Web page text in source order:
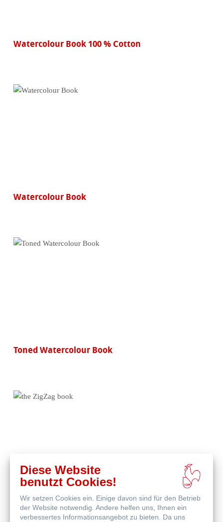
Watercolour Book 100 % Cotton
Watercolour Book
Toned Watercolour Book
the ZigZag book
Diese Website
benutzt Cookies!
Wir setzen Cookies ein. Einige davon sind für den Betrieb
der Website notwendig. Andere helfen uns, Ihnen ein
verbessertes Informationsangebot zu bieten. Da uns